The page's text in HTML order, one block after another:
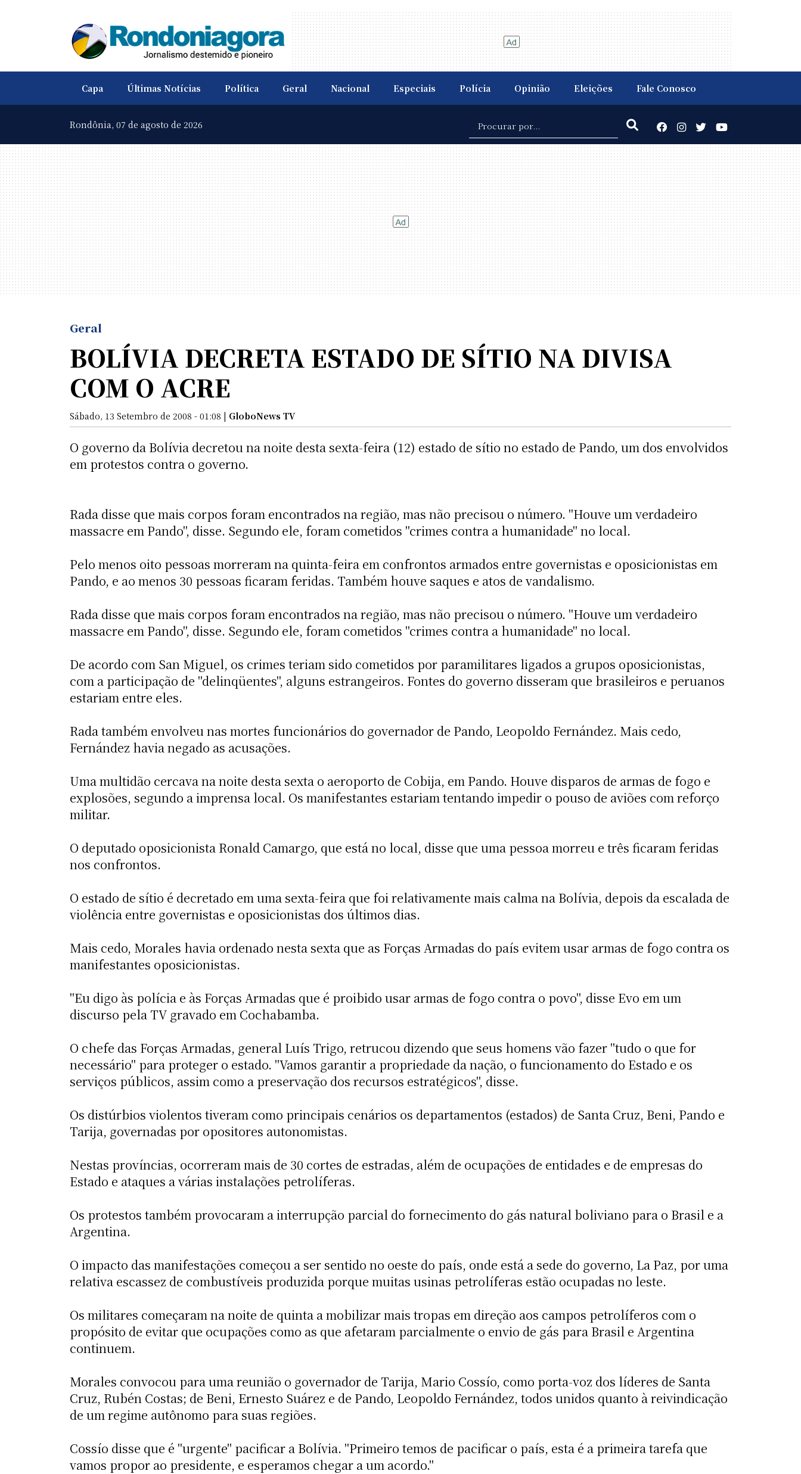
Capa Últimas Notícias Política Geral Nacional Especiais Polícia Opinião Eleições Fale Conosco
Rondônia, 07 de agosto de 2026
Geral
BOLÍVIA DECRETA ESTADO DE SÍTIO NA DIVISA
COM O ACRE
Sábado, 13 Setembro de 2008 - 01:08 | GloboNews TV
O governo da Bolívia decretou na noite desta sexta-feira (12) estado de sítio no estado de Pando, um dos envolvidos
em protestos contra o governo.
Rada disse que mais corpos foram encontrados na região, mas não precisou o número. "Houve um verdadeiro
massacre em Pando", disse. Segundo ele, foram cometidos "crimes contra a humanidade" no local.
Pelo menos oito pessoas morreram na quinta-feira em confrontos armados entre governistas e oposicionistas em
Pando, e ao menos 30 pessoas ficaram feridas. Também houve saques e atos de vandalismo.
Rada disse que mais corpos foram encontrados na região, mas não precisou o número. "Houve um verdadeiro
massacre em Pando", disse. Segundo ele, foram cometidos "crimes contra a humanidade" no local.
De acordo com San Miguel, os crimes teriam sido cometidos por paramilitares ligados a grupos oposicionistas,
com a participação de "delinqüentes", alguns estrangeiros. Fontes do governo disseram que brasileiros e peruanos
estariam entre eles.
Rada também envolveu nas mortes funcionários do governador de Pando, Leopoldo Fernández. Mais cedo,
Fernández havia negado as acusações.
Uma multidão cercava na noite desta sexta o aeroporto de Cobija, em Pando. Houve disparos de armas de fogo e
explosões, segundo a imprensa local. Os manifestantes estariam tentando impedir o pouso de aviões com reforço
militar.
O deputado oposicionista Ronald Camargo, que está no local, disse que uma pessoa morreu e três ficaram feridas
nos confrontos.
O estado de sítio é decretado em uma sexta-feira que foi relativamente mais calma na Bolívia, depois da escalada de
violência entre governistas e oposicionistas dos últimos dias.
Mais cedo, Morales havia ordenado nesta sexta que as Forças Armadas do país evitem usar armas de fogo contra os
manifestantes oposicionistas.
"Eu digo às polícia e às Forças Armadas que é proibido usar armas de fogo contra o povo", disse Evo em um
discurso pela TV gravado em Cochabamba.
O chefe das Forças Armadas, general Luís Trigo, retrucou dizendo que seus homens vão fazer "tudo o que for
necessário" para proteger o estado. "Vamos garantir a propriedade da nação, o funcionamento do Estado e os
serviços públicos, assim como a preservação dos recursos estratégicos", disse.
Os distúrbios violentos tiveram como principais cenários os departamentos (estados) de Santa Cruz, Beni, Pando e
Tarija, governadas por opositores autonomistas.
Nestas províncias, ocorreram mais de 30 cortes de estradas, além de ocupações de entidades e de empresas do
Estado e ataques a várias instalações petrolíferas.
Os protestos também provocaram a interrupção parcial do fornecimento do gás natural boliviano para o Brasil e a
Argentina.
O impacto das manifestações começou a ser sentido no oeste do país, onde está a sede do governo, La Paz, por uma
relativa escassez de combustíveis produzida porque muitas usinas petrolíferas estão ocupadas no leste.
Os militares começaram na noite de quinta a mobilizar mais tropas em direção aos campos petrolíferos com o
propósito de evitar que ocupações como as que afetaram parcialmente o envio de gás para Brasil e Argentina
continuem.
Morales convocou para uma reunião o governador de Tarija, Mario Cossío, como porta-voz dos líderes de Santa
Cruz, Rubén Costas; de Beni, Ernesto Suárez e de Pando, Leopoldo Fernández, todos unidos quanto à reivindicação
de um regime autônomo para suas regiões.
Cossío disse que é "urgente" pacificar a Bolívia. "Primeiro temos de pacificar o país, esta é a primeira tarefa que
vamos propor ao presidente, e esperamos chegar a um acordo."